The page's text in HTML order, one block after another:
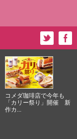
コメダ珈琲店で今年も
「カリー祭り」開催 新
作カ...